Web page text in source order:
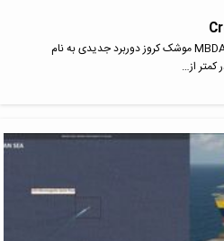
در نمایشگاه DSEI ۲۰۲۵ در لندن، شرکت MBDA موشک کروز دوربرد جدیدی به نام